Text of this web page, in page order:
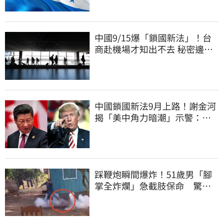
中國9/15爆「鎖國新法」！台
商赴機場才知出不去 秘密邊控
中國鎖國新法9月上路！謝金河
揭「美中角力暗潮」示警：台
踩鞭炮瞬間爆炸！51歲男「腳
掌全炸爛」急截肢保命 驚悚